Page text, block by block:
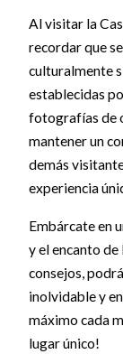
Al visitar la
recordar que
culturalmente
establecidas
fotografías de
mantener un
demás
experiencia
Embárcate en
y el encanto
consejos,
inolvidable y
máximo cada
lugar único!